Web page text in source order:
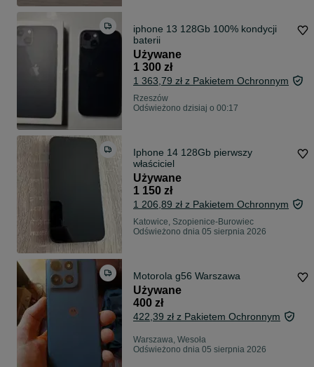
iphone 13 128Gb 100% kondycji
baterii
Używane
1 300 zł
1 363,79 zł z Pakietem Ochronnym
Rzeszów
Odświeżono dzisiaj o 00:17
Iphone 14 128Gb pierwszy
właściciel
Używane
1 150 zł
1 206,89 zł z Pakietem Ochronnym
Katowice, Szopienice-Burowiec
Odświeżono dnia 05 sierpnia 2026
Motorola g56 Warszawa
Używane
400 zł
422,39 zł z Pakietem Ochronnym
Warszawa, Wesoła
Odświeżono dnia 05 sierpnia 2026